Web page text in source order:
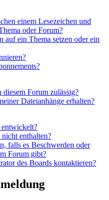
einem Lesezeichen und
oder Forum?
auf ein Thema setzen oder ein
Forum zulässig?
Dateianhänge erhalten?
entwickelt?
enthalten?
falls es Beschwerden oder
Forum gibt?
des Boards kontaktieren?